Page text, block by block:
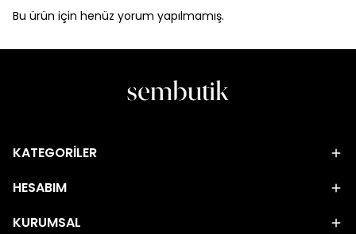
Bu ürün için henüz yorum yapılmamış.
KATEGORİLER
HESABIM
KURUMSAL